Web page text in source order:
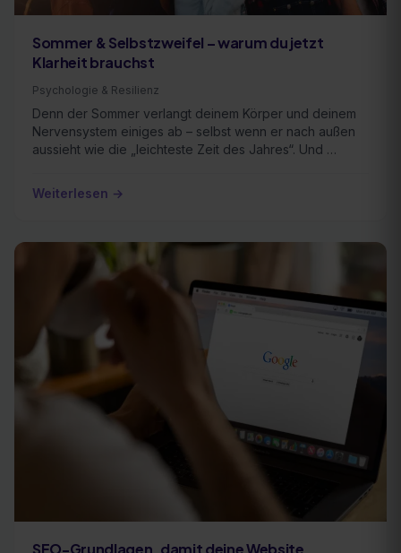
Sommer & Selbstzweifel – warum du jetzt
Klarheit brauchst
Psychologie & Resilienz
Denn der Sommer verlangt deinem Körper und deinem
Nervensystem einiges ab – selbst wenn er nach außen
aussieht wie die „leichteste Zeit des Jahres“. Und …
Weiterlesen →
SEO-Grundlagen, damit deine Website